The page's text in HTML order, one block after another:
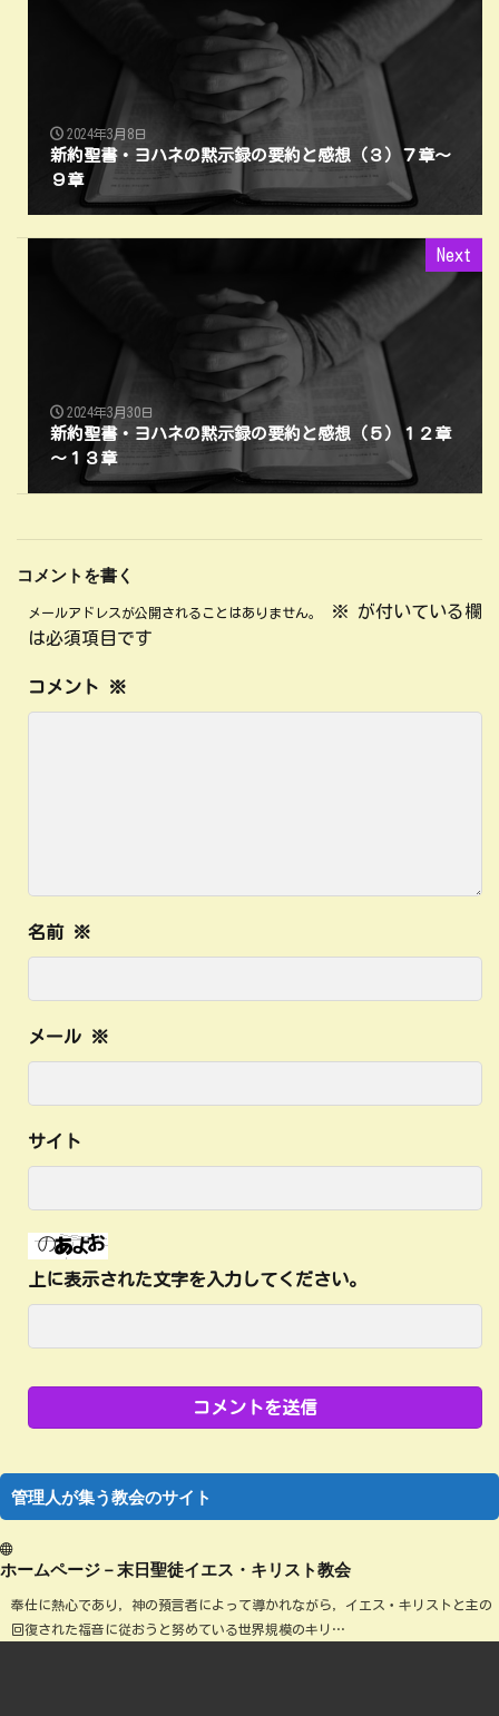
2024年3月8日
新約聖書・ヨハネの黙示録の要約と感想（３）７章～
９章
Next
2024年3月30日
新約聖書・ヨハネの黙示録の要約と感想（５）１２章
～１３章
コメントを書く
メールアドレスが公開されることはありません。 ※ が付いている欄
は必須項目です
コメント ※
名前 ※
メール ※
サイト
上に表示された文字を入力してください。
管理人が集う教会のサイト
ホームページ－末日聖徒イエス・キリスト教会
奉仕に熱心であり，神の預言者によって導かれながら，イエス・キリストと主の
回復された福音に従おうと努めている世界規模のキリ…